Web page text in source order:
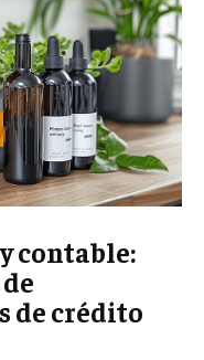
contable:
de crédito